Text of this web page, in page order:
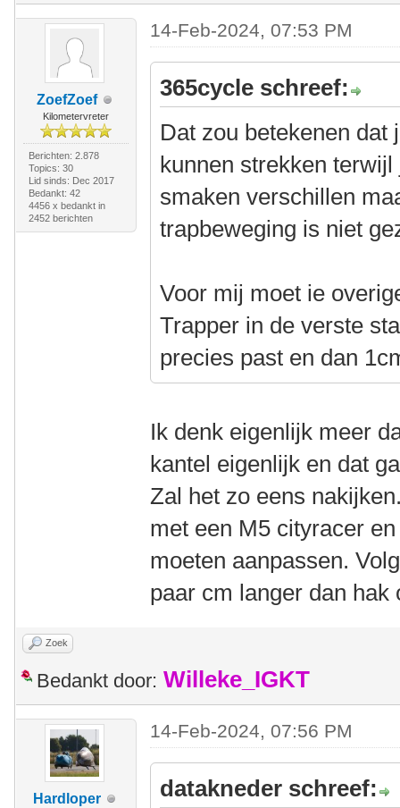
ZoefZoef
Kilometervreter
Berichten: 2.878
Topics: 30
Lid sinds: Dec 2017
Bedankt: 42
4456 x bedankt in
2452 berichten
14-Feb-2024, 07:53 PM
365cycle schreef:
Dat zou betekenen dat
kunnen strekken
smaken verschillen
trapbeweging is niet
Voor mij moet ie
Trapper in de verste
precies past en dan
Ik denk eigenlijk meer
kantel eigenlijk en dat
Zal het zo eens
met een M5 cityracer
moeten aanpassen.
paar cm langer dan hak
Zoek
Bedankt door: Willeke_IGKT
Hardloper
14-Feb-2024, 07:56 PM
datakneder schreef: